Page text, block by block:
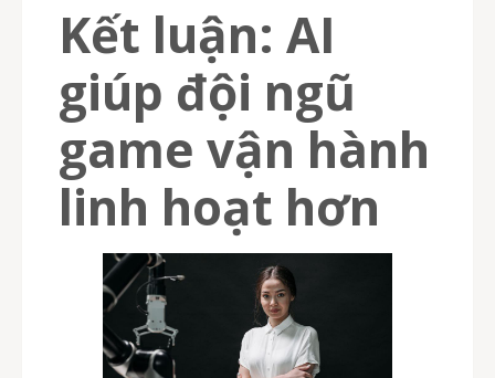
Kết luận: AI
giúp đội ngũ
game vận hành
linh hoạt hơn